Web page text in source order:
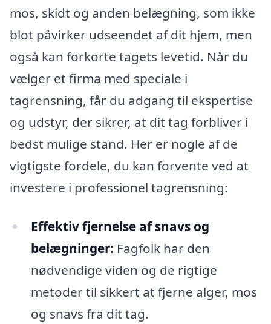
mos, skidt og anden belægning, som ikke
blot påvirker udseendet af dit hjem, men
også kan forkorte tagets levetid. Når du
vælger et firma med speciale i
tagrensning, får du adgang til ekspertise
og udstyr, der sikrer, at dit tag forbliver i
bedst mulige stand. Her er nogle af de
vigtigste fordele, du kan forvente ved at
investere i professionel tagrensning:
Effektiv fjernelse af snavs og
belægninger: Fagfolk har den
nødvendige viden og de rigtige
metoder til sikkert at fjerne alger, mos
og snavs fra dit tag.